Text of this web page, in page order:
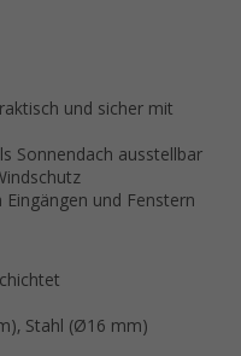
und sicher mit
Sonnendach ausstellbar
und Fenstern
Stahl (Ø16 mm)